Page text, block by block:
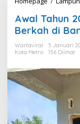
Awal Tahun
Berkah di
Wartaviral
5 Januari
Kota Metro
156 Dilihat